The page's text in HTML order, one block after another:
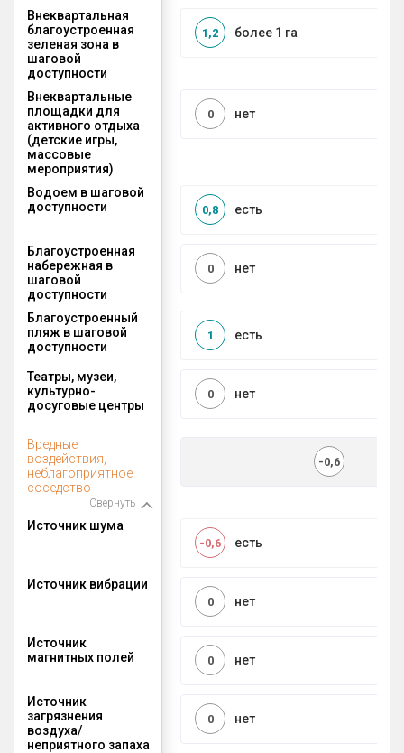
Внеквартальная
благоустроенная
зеленая зона в
шаговой
доступности
более 1 га
1,2
Внеквартальные
площадки для
активного отдыха
(детские игры,
массовые
мероприятия)
нет
0
Водоем в шаговой
доступности
есть
0,8
Благоустроенная
набережная в
шаговой
доступности
нет
0
Благоустроенный
пляж в шаговой
доступности
есть
1
Театры, музеи,
культурно-
досуговые центры
нет
0
Вредные
воздействия,
неблагоприятное
соседство
Свернуть
-0,6
Источник шума
есть
-0,6
Источник вибрации
нет
0
Источник
магнитных полей
нет
0
Источник
загрязнения
воздуха/
неприятного запаха
нет
0